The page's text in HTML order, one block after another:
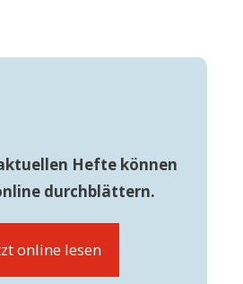
Hefte können
durchblättern.
online lesen